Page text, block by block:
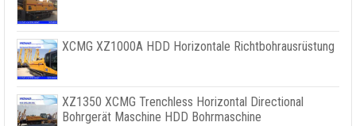
XCMG XZ1000A HDD Horizontale Richtbohrausrüstung
XZ1350 XCMG Trenchless Horizontal Directional
Bohrgerät Maschine HDD Bohrmaschine